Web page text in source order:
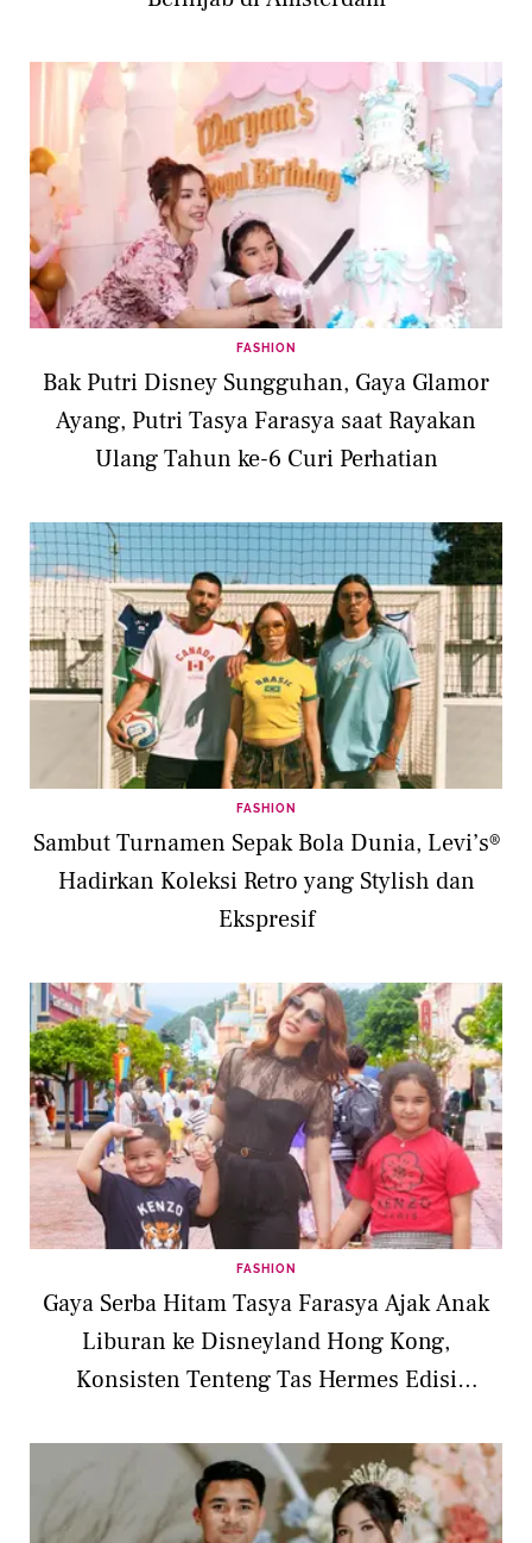
FASHION
Bak Putri Disney Sungguhan, Gaya Glamor
Ayang, Putri Tasya Farasya saat Rayakan
Ulang Tahun ke-6 Curi Perhatian
FASHION
Sambut Turnamen Sepak Bola Dunia, Levi’s®
Hadirkan Koleksi Retro yang Stylish dan
Ekspresif
FASHION
Gaya Serba Hitam Tasya Farasya Ajak Anak
Liburan ke Disneyland Hong Kong,
Konsisten Tenteng Tas Hermes Edisi